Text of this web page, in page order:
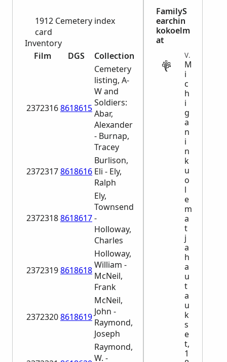
1912 Cemetery index
card
Inventory
Film
DGS Collection
23723168618615
Cemetery
listing, A-
W and
Soldiers:
Abar,
Alexander
- Burnap,
Tracey
23723178618616
Burlison,
Eli - Ely,
Ralph
23723188618617
Ely,
Townsend
-
Holloway,
Charles
23723198618618
Holloway,
William -
McNeil,
Frank
23723208618619
McNeil,
John -
Raymond,
Joseph
Raymond,
W. -
FamilyS
earchin
kokoelm
at
VITAL
M
i
c
h
i
g
a
n
i
n
k
u
o
l
e
m
a
t
j
a
h
a
u
t
a
u
k
s
e
t,
1